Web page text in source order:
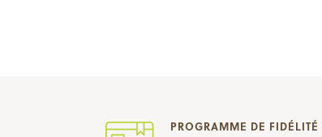
PROGRAMME DE FIDÉLITÉ